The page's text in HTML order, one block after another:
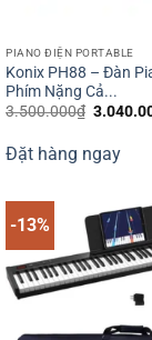
PIANO ĐIỆN PORTABLE
Konix PH88 – Đàn
Phím Nặng Cả...
3.500.000₫ Giá
Đặt hàng ngay
-13%